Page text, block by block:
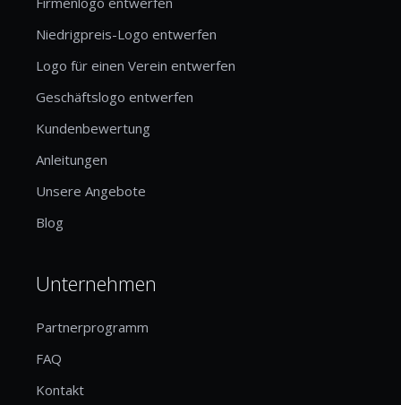
Niedrigpreis-Logo entwerfen
Logo für einen Verein entwerfen
Geschäftslogo entwerfen
Kundenbewertung
Anleitungen
Unsere Angebote
Blog
Unternehmen
Partnerprogramm
FAQ
Kontakt